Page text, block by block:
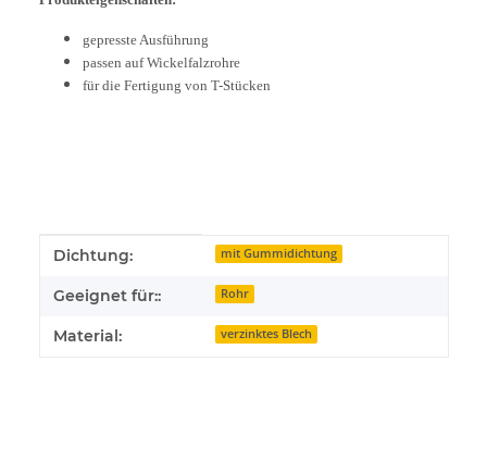
gepresste Ausführung
passen auf Wickelfalzrohre
für die Fertigung von T-Stücken
Produkteigenschaft
Wert
Dichtung: mit Gummidichtung
Geeignet für:: Rohr
Material: verzinktes Blech